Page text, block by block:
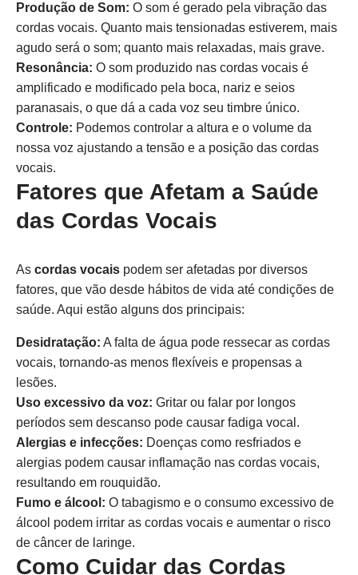
Produção de Som: O som é gerado pela vibração das
cordas vocais. Quanto mais tensionadas estiverem, mais
agudo será o som; quanto mais relaxadas, mais grave.
Resonância: O som produzido nas cordas vocais é
amplificado e modificado pela boca, nariz e seios
paranasais, o que dá a cada voz seu timbre único.
Controle: Podemos controlar a altura e o volume da
nossa voz ajustando a tensão e a posição das cordas
vocais.
Fatores que Afetam a Saúde
das Cordas Vocais
As cordas vocais podem ser afetadas por diversos
fatores, que vão desde hábitos de vida até condições de
saúde. Aqui estão alguns dos principais:
Desidratação: A falta de água pode ressecar as cordas
vocais, tornando-as menos flexíveis e propensas a
lesões.
Uso excessivo da voz: Gritar ou falar por longos
períodos sem descanso pode causar fadiga vocal.
Alergias e infecções: Doenças como resfriados e
alergias podem causar inflamação nas cordas vocais,
resultando em rouquidão.
Fumo e álcool: O tabagismo e o consumo excessivo de
álcool podem irritar as cordas vocais e aumentar o risco
de câncer de laringe.
Como Cuidar das Cordas